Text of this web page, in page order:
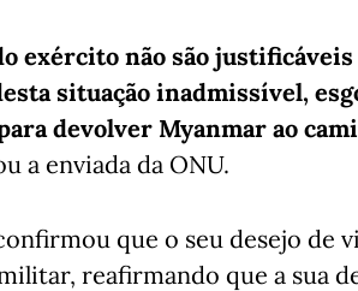
exército não são
situação inadmissível,
devolver Myanmar ao
a enviada da ONU.
que o seu desejo de
reafirmando que a sua